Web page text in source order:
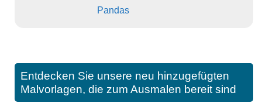
Pandas
Entdecken Sie unsere neu hinzugefügten
Malvorlagen, die zum Ausmalen bereit sind